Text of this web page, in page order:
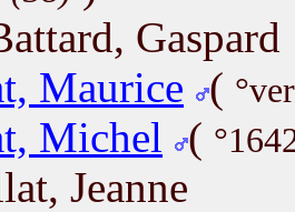
Gaspard
Maurice (
Michel (
Jeanne